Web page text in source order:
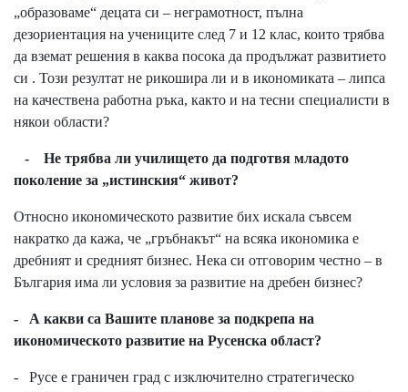
„образоваме“ децата си – неграмотност, пълна
дезориентация на учениците след 7 и 12 клас, които трябва
да вземат решения в каква посока да продължат развитието
си . Този резултат не рикошира ли и в икономиката – липса
на качествена работна ръка, както и на тесни специалисти в
някои области?
- Не трябва ли училището да подготвя младото
поколение за „истинския“ живот?
Относно икономическото развитие бих искала съвсем
накратко да кажа, че „гръбнакът“ на всяка икономика е
дребният и средният бизнес. Нека си отговорим честно – в
България има ли условия за развитие на дребен бизнес?
- А какви са Вашите планове за подкрепа на
икономическото развитие на Русенска област?
- Русе е граничен град с изключително стратегическо